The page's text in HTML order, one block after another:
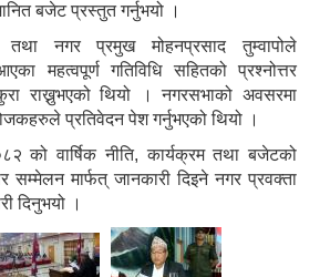
बजेट प्रस्तुत गर्नुभयो ।
तथा नगर प्रमुख मोहनप्रसाद तुम्वापोले
महत्वपूर्ण गतिविधि सहितको प्रश्नोत्तर
राख्नुभएको थियो । नगरसभाको अवसरमा
प्रतिवेदन पेश गर्नुभएको थियो ।
को वार्षिक नीति, कार्यक्रम तथा बजेटको
सम्मेलन मार्फत् जानकारी दिइने नगर प्रवक्ता
दिनुभयो ।